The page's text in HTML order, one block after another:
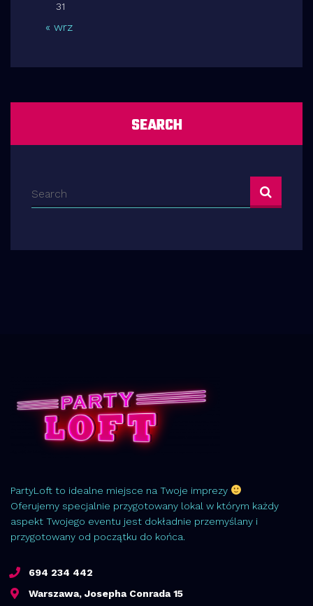
31
« wrz
SEARCH
PartyLoft to idealne miejsce na Twoje imprezy
Oferujemy specjalnie przygotowany lokal w którym każdy
aspekt Twojego eventu jest dokładnie przemyślany i
przygotowany od początku do końca.
694 234 442
Warszawa, Josepha Conrada 15